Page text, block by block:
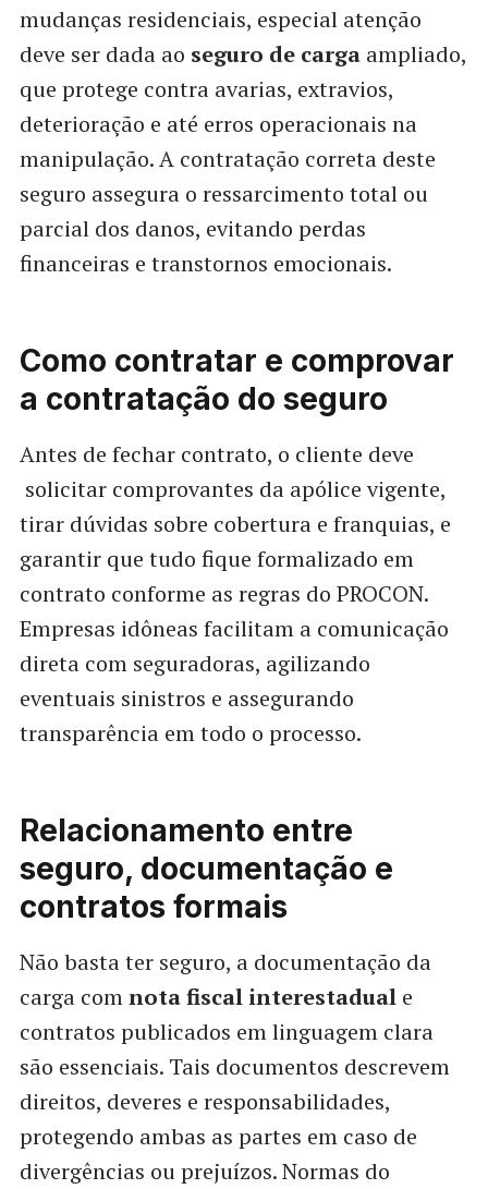
mudanças residenciais, especial atenção
deve ser dada ao seguro de cargaampliado,
que protege contra avarias, extravios,
deterioração e até erros operacionais na
manipulação. A contratação correta deste
seguro assegura o ressarcimento total ou
parcial dos danos, evitando perdas
financeiras e transtornos emocionais.
Como contratar e comprovar
a contratação do seguro
Antes de fechar contrato, o cliente deve
solicitar comprovantes da apólice vigente,
tirar dúvidas sobre cobertura e franquias, e
garantir que tudo fique formalizado em
contrato conforme as regras do PROCON.
Empresas idôneas facilitam a comunicação
direta com seguradoras, agilizando
eventuais sinistros e assegurando
transparência em todo o processo.
Relacionamento entre
seguro, documentação e
contratos formais
Não basta ter seguro, a documentação da
carga comnota fiscal interestaduale
contratos publicados em linguagem clara
são essenciais. Tais documentos descrevem
direitos, deveres e responsabilidades,
protegendo ambas as partes em caso de
divergências ou prejuízos. Normas do